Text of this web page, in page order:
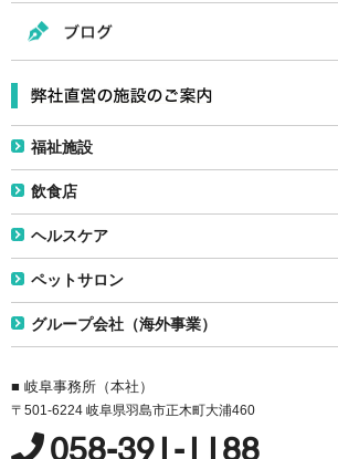
福祉施設
飲食店
ヘルスケア
ペットサロン
グループ会社（海外事業）
■ 岐阜事務所（本社）
〒501-6224 岐阜県羽島市正木町大浦460
058-391-1188